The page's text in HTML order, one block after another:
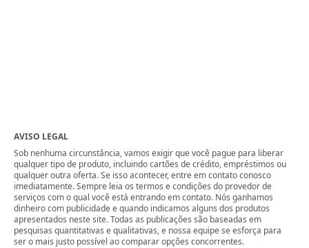
AVISO LEGAL
Sob nenhuma circunstância, vamos exigir que você pague para liberar
qualquer tipo de produto, incluindo cartões de crédito, empréstimos ou
qualquer outra oferta. Se isso acontecer, entre em contato conosco
imediatamente. Sempre leia os termos e condições do provedor de
serviços com o qual você está entrando em contato. Nós ganhamos
dinheiro com publicidade e quando indicamos alguns dos produtos
apresentados neste site. Todas as publicações são baseadas em
pesquisas quantitativas e qualitativas, e nossa equipe se esforça para
ser o mais justo possível ao comparar opções concorrentes.